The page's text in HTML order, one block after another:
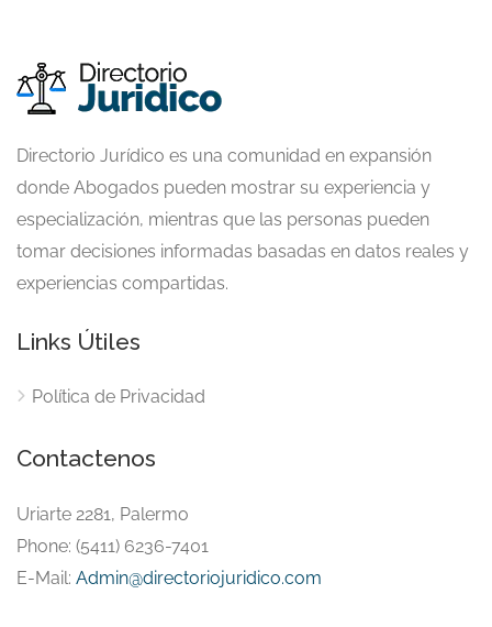
Directorio Jurídico es una comunidad en expansión
donde Abogados pueden mostrar su experiencia y
especialización, mientras que las personas pueden
tomar decisiones informadas basadas en datos reales y
experiencias compartidas.
Links Útiles
Política de Privacidad
Contactenos
Uriarte 2281, Palermo
Phone: (5411) 6236-7401
E-Mail: Admin@directoriojuridico.com